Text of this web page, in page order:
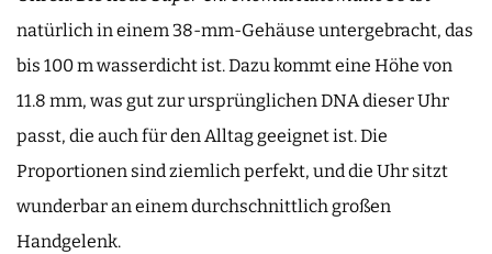
natürlich in einem 38-mm-Gehäuse untergebracht, das
bis 100 m wasserdicht ist. Dazu kommt eine Höhe von
11.8 mm, was gut zur ursprünglichen DNA dieser Uhr
passt, die auch für den Alltag geeignet ist. Die
Proportionen sind ziemlich perfekt, und die Uhr sitzt
wunderbar an einem durchschnittlich großen
Handgelenk.